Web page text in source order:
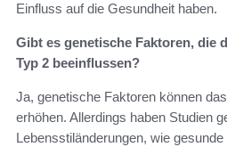
Einfluss auf die Gesundheit haben.
Gibt es genetische Faktoren, die
Typ 2 beeinflussen?
Ja, genetische Faktoren können
erhöhen. Allerdings haben Studien
Lebensstiländerungen, wie